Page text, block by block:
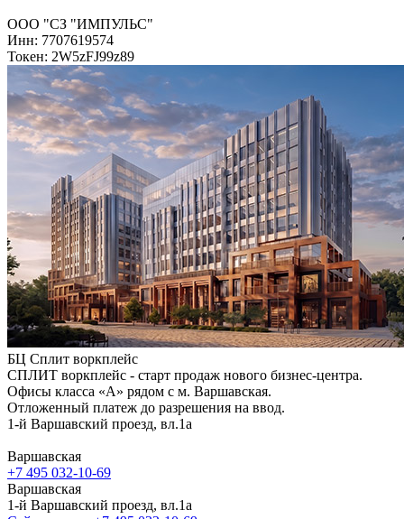
ООО "СЗ "ИМПУЛЬС"
Инн: 7707619574
Токен: 2W5zFJ99z89
БЦ Сплит воркплейс
СПЛИТ воркплейс - старт продаж нового бизнес-центра.
Офисы класса «А» рядом с м. Варшавская.
Отложенный платеж до разрешения на ввод.
1-й Варшавский проезд, вл.1а
Варшавская
+7 495 032-10-69
Варшавская
1-й Варшавский проезд, вл.1а